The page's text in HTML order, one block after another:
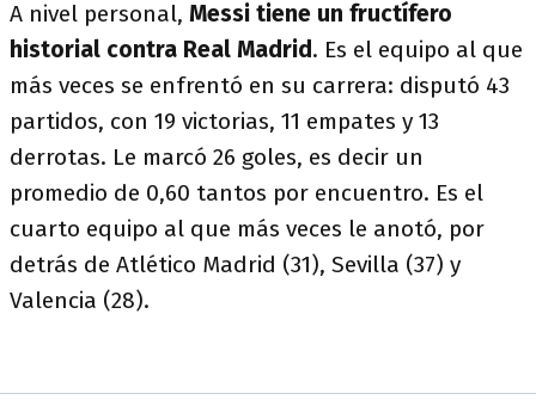
A nivel personal, Messi tiene un fructífero
historial contra Real Madrid. Es el equipo al que
más veces se enfrentó en su carrera: disputó 43
partidos, con 19 victorias, 11 empates y 13
derrotas. Le marcó 26 goles, es decir un
promedio de 0,60 tantos por encuentro. Es el
cuarto equipo al que más veces le anotó, por
detrás de Atlético Madrid (31), Sevilla (37) y
Valencia (28).